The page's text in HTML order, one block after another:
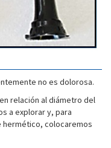
no es dolorosa.
relación al diámetro del
a explorar y, para
colocaremos